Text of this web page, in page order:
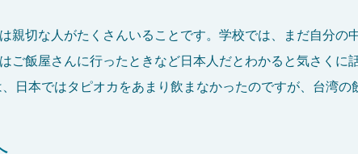
親切な人がたくさんいることです。学校では、まだ自分
ご飯屋さんに行ったときなど日本人だとわかると気さく
日本ではタピオカをあまり飲まなかったのですが、台湾